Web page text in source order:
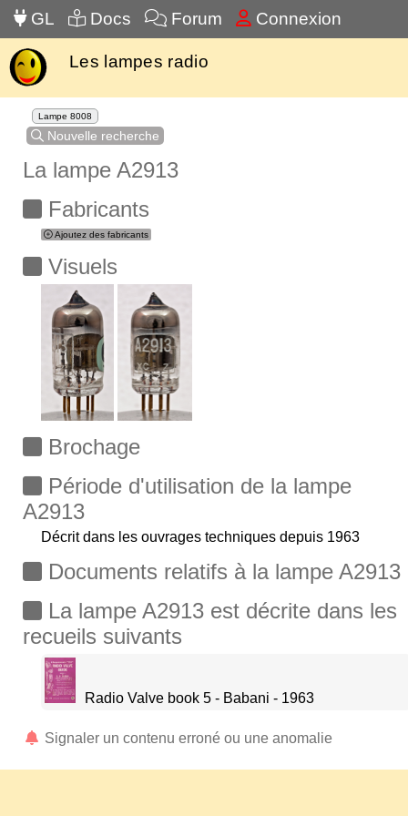
GL Docs Forum Connexion
Les lampes radio
Lampe 8008
Nouvelle recherche
La lampe A2913
Fabricants
Ajoutez des fabricants
Visuels
Brochage
Période d'utilisation de la lampe
A2913
Décrit dans les ouvrages techniques depuis 1963
Documents relatifs à la lampe A2913
La lampe A2913 est décrite dans les
recueils suivants
Radio Valve book 5 - Babani - 1963
Signaler un contenu erroné ou une anomalie